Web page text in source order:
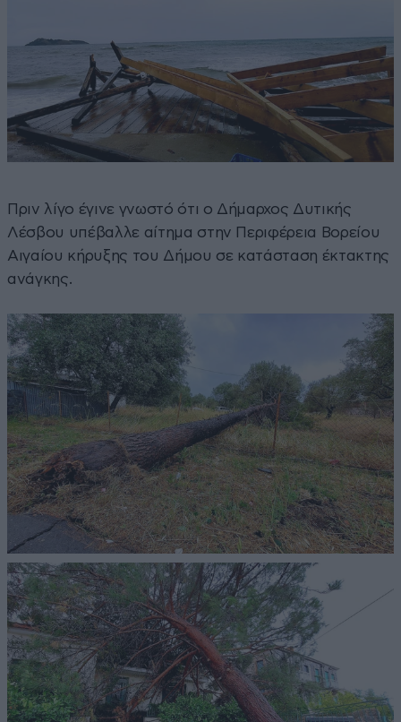
Πριν λίγο έγινε γνωστό ότι ο Δήμαρχος Δυτικής
Λέσβου υπέβαλλε αίτημα στην Περιφέρεια Βορείου
Αιγαίου κήρυξης του Δήμου σε κατάσταση έκτακτης
ανάγκης.